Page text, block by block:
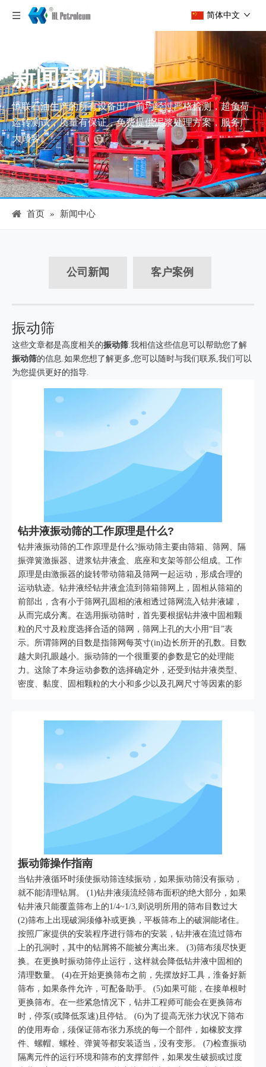
简体中文
新闻案例
恒联石油生产的所有设备出厂前均经过严格检测，超负荷
运转测试，质量有保证，免费提供泥浆处理方案，服务广
大顾客。
首页 » 新闻中心
公司新闻 客户案例
振动筛
这些文章都是高度相关的振动筛.我相信这些信息可以帮助您了解
振动筛的信息.如果您想了解更多,您可以随时与我们联系,我们可以
为您提供更好的指导.
钻井液振动筛的工作原理是什么?
钻井液振动筛的工作原理是什么?振动筛主要由筛箱、筛网、隔
振弹簧激振器、进浆钻井液盒、底座和支架等部公组成。工作
原理是由激振器的旋转带动筛箱及筛网一起运动，形成合理的
运动轨迹。钻井液经钻井液盒流到筛箱筛网上，固相从筛箱的
前部出，含有小于筛网孔固相的液相透过筛网流入钴井液罐，
从而完成分离。在选用振动筛时，首先要根据钻井液中固相颗
粒的尺寸及粒度选择合适的筛网，筛网上孔的大小用“目”表
示。所谓筛网的目数是指筛网每英寸(in)边长所开的孔数。目数
越大则孔眼越小。振动筛的一个很重要的参数是它的处理能
力。这除了本身运动参数的选择确定外，还受到钴井液类型、
密度、黏度、固相颗粒的大小和多少以及孔网尺寸等因素的影
振动筛操作指南
当钻井液循环时须使振动筛连续振动，如果振动筛没有振动，
就不能清理钻屑。 (1)钻井液须流经筛布面积的绝大部分，如果
钻井液只能覆盖筛布上的1/4~1/3,则说明所用的筛布目数过大
(2)筛布上出现破洞须修补或更换，平板筛布上的破洞能堵住。
按照厂家提供的安装程序进行筛布的安装，钻井液在流过筛布
上的孔洞时，其中的钻屑将不能被分离出来。 (3)筛布须尽快更
换。在更换时振动筛停止运行，这样就会降低钻井液中固相的
清理数量。 (4)在开始更换筛布之前，先摆放好工具，淮备好新
筛布，如果条件允许，可配备助手。 (5)如果可能，在接单根时
更换筛布。在一些紧急情况下，钻井工程师可能会在更换筛布
时，停泵(或降低泵速)且停钴。 (6)为了提高无张力状况下筛布
的使用寿命，须保证筛布张力系统的每一个部件，如橡胶支撑
件、螺帽、螺栓、弹簧等都安装适当，没有变形。 (7)检查振动
隔离元件的运行环境和筛布的支撑部件，如果发生破损或过度